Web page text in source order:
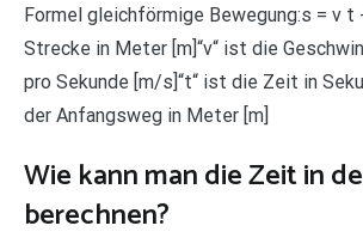
Formel gleichförmige Bewegung:s = v t
Strecke in Meter [m]“v“ ist die
pro Sekunde [m/s]“t“ ist die Zeit in
der Anfangsweg in Meter [m]
Wie kann man die Zeit in
berechnen?